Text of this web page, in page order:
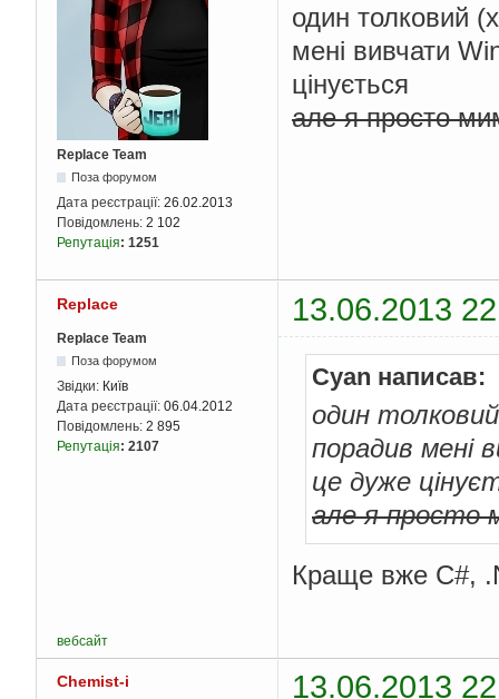
Replace Team
Поза форумом
Дата реєстрації: 26.02.2013
Повідомлень: 2 102
Репутація: 1251
один толковий
мені вивчати
цінується
але я просто
Replace 13.06.2013
Replace Team
Поза форумом
Звідки: Київ
Дата реєстрації: 06.04.2012
Повідомлень: 2 895
Репутація: 2107
Cyan написав:
один
порадив мені
це дуже
але я просто
Краще вже C#,
вебсайт
Chemist-i 13.06.2013